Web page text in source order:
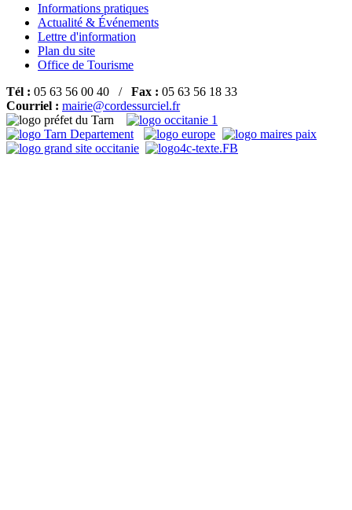
Informations pratiques
Actualité & Événements
Lettre d'information
Plan du site
Office de Tourisme
Tél : 05 63 56 00 40 / Fax : 05 63 56 18 33
Courriel : mairie@cordessurciel.fr